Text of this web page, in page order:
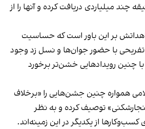
چند میلیاردی دریافت کرده و آنها را از
بر این باور است که حساسیت
با حضور جوان‌ها و نسل زد وجود
با چنین رویدادهایی خشن‌تر برخورد
همواره چنین جشن‌هایی را «برخلاف
توصیف کرده و به نظر
کسب‌وکارها از یکدیگر در این زمینه‌اند.